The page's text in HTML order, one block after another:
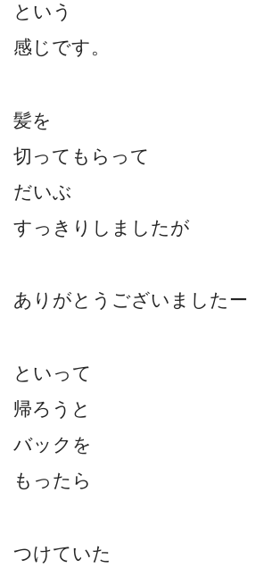
という
感じです。
髪を
切ってもらって
だいぶ
すっきりしましたが
ありがとうございましたー
といって
帰ろうと
バックを
もったら
つけていた